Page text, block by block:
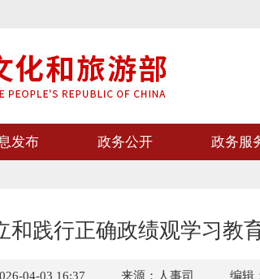
发布 政务公开 政务服
和践行正确政绩观学习教
04-03 16:37 来源：人事司 编辑